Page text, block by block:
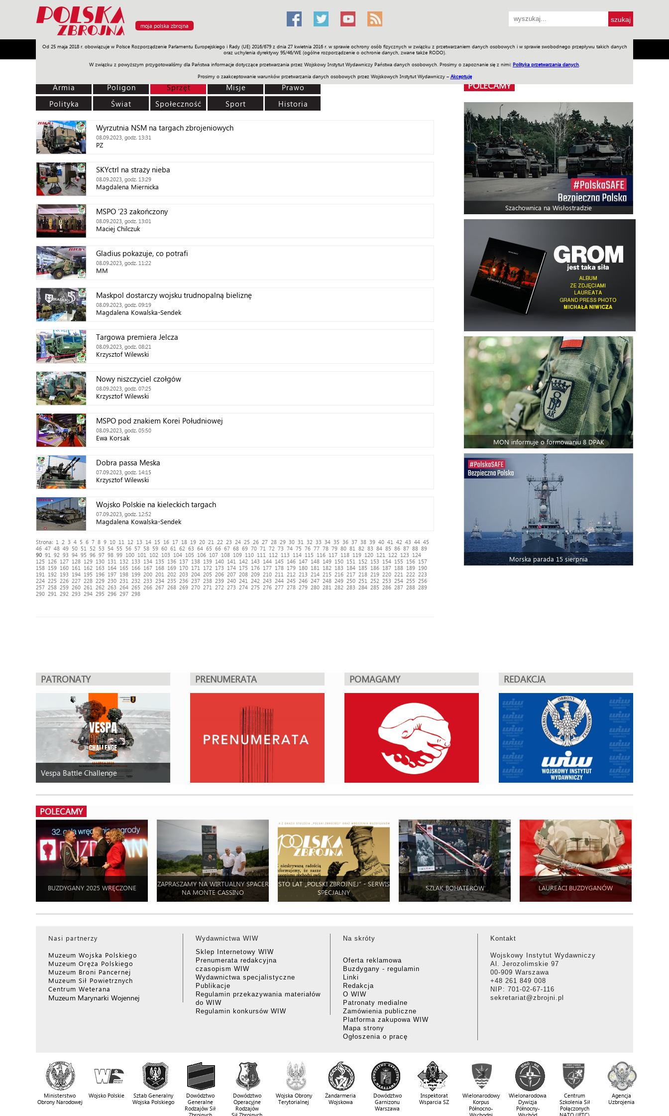
moja polska zbrojna
Od 25 maja 2018 r. obowiązuje w Polsce Rozporządzenie Parlamentu Europejskiego i Rady (UE) 2016/679 z dnia 27 kwietnia 2016 r. w sprawie ochrony osób fizycznych w związku z przetwarzaniem danych osobowych i w sprawie swobodnego przepływu takich danych
oraz uchylenia dyrektywy 95/46/WE (ogólne rozporządzenie o ochronie danych, zwane także RODO).
W związku z powyższym przygotowaliśmy dla Państwa informacje dotyczące przetwarzania przez Wojskowy Instytut Wydawniczy Państwa danych osobowych. Prosimy o zapoznanie się z nimi: Polityka przetwarzania danych
Prosimy o zaakceptowanie warunków przetwarzania danych osobowych przez Wojskowych Instytut Wydawniczy – Akceptuję
Armia Poligon Sprzęt Misje Polityka Prawo Świat Społeczność Sport Historia Galerie Wideo ENGLISH SKLEP Jednodniówki Praca w WIW
Armia Poligon Sprzęt Misje
Prawo
Polityka
Świat Społeczność Sport Historia
Wyrzutnia NSM na targach zbrojeniowych
08.09.2023, godz. 13:31
PZ
SKYctrl na straży nieba
08.09.2023, godz. 13:29
Magdalena Miernicka
MSPO ‘23 zakończony
08.09.2023, godz. 13:01
Maciej Chilczuk
Gladius pokazuje, co potrafi
08.09.2023, godz. 11:22
MM
Maskpol dostarczy wojsku trudnopalną bieliznę
08.09.2023, godz. 09:19
Magdalena Kowalska-Sendek
Targowa premiera Jelcza
08.09.2023, godz. 08:21
Krzysztof Wilewski
Nowy niszczyciel czołgów
08.09.2023, godz. 07:25
Krzysztof Wilewski
MSPO pod znakiem Korei Południowej
08.09.2023, godz. 05:50
Ewa Korsak
Dobra passa Meska
07.09.2023, godz. 14:15
Krzysztof Wilewski
Wojsko Polskie na kieleckich targach
07.09.2023, godz. 12:52
Magdalena Kowalska-Sendek
Strona: 1 2 3 4 5 6 7 8 9 10 11 12 13 14 15 16 17 18 19 20 21 22 23 24 25 26 27 28 29 30 31 32 33 34 35 36 37 38 39 40 41 42 43 44 45
46 47 48 49 50 51 52 53 54 55 56 57 58 59 60 61 62 63 64 65 66 67 68 69 70 71 72 73 74 75 76 77 78 79 80 81 82 83 84 85 86 87 88 89
90 91 92 93 94 95 96 97 98 99 100 101 102 103 104 105 106 107 108 109 110 111 112 113 114 115 116 117 118 119 120 121 122 123
124
125
126 127 128 129 130 131 132 133 134 135 136 137 138 139 140 141 142 143 144 145 146 147 148 149 150 151 152 153 154 155 156 157
158 159 160 161 162 163 164 165 166 167 168 169 170 171 172 173 174 175 176 177 178 179 180 181 182 183 184 185 186 187 188 189 190
191
192 193 194 195 196 197 198 199 200 201 202 203 204 205 206 207 208 209 210 211 212 213 214 215 216 217 218 219 220 221 222
223
224 225 226 227 228 229 230 231 232 233 234 235 236 237 238 239 240 241 242 243 244 245 246 247 248 249 250 251 252 253 254 255
256
257 258 259 260 261 262 263 264 265 266 267 268 269 270 271 272 273 274 275 276 277 278 279 280 281 282 283 284 285 286 287 288 289
290 291 292 293 294 295 296 297 298
POLECAMY
Szachownica na Wisłostradzie
MON informuje o formowaniu 8 DPAK
Morska parada 15 sierpnia
PATRONATY
Vespa Battle Challenge
PRENUMERATA POMAGAMY REDAKCJA
POLECAMY
BUZDYGANY 2025 WRĘCZONE
ZAPRASZAMY NA WIRTUALNY SPACER
NA MONTE CASSINO
STO LAT „POLSKI ZBROJNEJ” - SERWIS
SPECJALNY
SZLAK BOHATERÓW LAUREACI BUZDYGANÓW
Nasi partnerzy
Muzeum Wojska Polskiego
Muzeum Oręża Polskiego
Muzeum Broni Pancernej
Muzeum Sił Powietrznych
Centrum Weterana
Muzeum Marynarki Wojennej
Wydawnictwa WIW
Sklep Internetowy WIW
Prenumerata redakcyjna
czasopism WIW
Wydawnictwa specjalistyczne
Publikacje
Regulamin przekazywania materiałów
do WIW
Regulamin konkursów WIW
Na skróty
Oferta reklamowa
Buzdygany - regulamin
Linki
Redakcja
O WIW
Patronaty medialne
Zamówienia publiczne
Platforma zakupowa WIW
Mapa strony
Ogłoszenia o pracę
Kontakt
Wojskowy Instytut Wydawniczy
Al. Jerozolimskie 97
00-909 Warszawa
+48 261 849 008
NIP: 701-02-67-116
sekretariat@zbrojni.pl
Ministerstwo
Obrony Narodowej
Wojsko Polskie
Sztab Generalny
Wojska Polskiego
Dowództwo
Generalne
Rodzajów Sił
Dowództwo
Operacyjne
Rodzajów
Wojska Obrony
Terytorialnej
Żandarmeria
Wojskowa
Dowództwo
Garnizonu
Warszawa
Inspektorat
Wsparcia SZ
Wielonarodowy
Korpus
Północno-
Wielonarodowa
Dywizja
Północny-
Centrum
Szkolenia Sił
Połączonych
Agencja
Uzbrojenia